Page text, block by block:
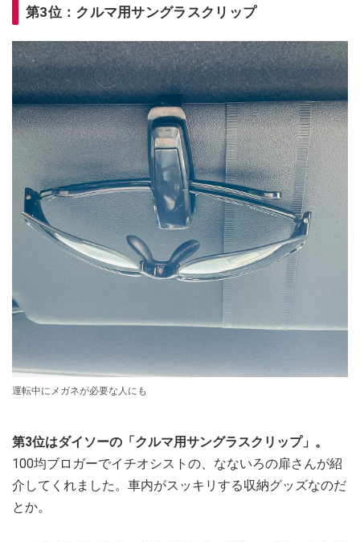
第3位：クルマ用サングラスクリップ
運転中にメガネが必要な人にも
第3位はダイソーの「クルマ用サングラスクリップ」。
100均ブロガーでイチオシストの、なないろの扉さんが紹
介してくれました。車内がスッキリする収納グッズなのだ
とか。